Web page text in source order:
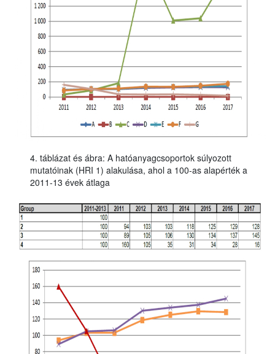
4. táblázat és ábra: A hatóanyagcsoportok súlyozott
mutatóinak (HRI 1) alakulása, ahol a 100-as alapérték a
2011-13 évek átlaga